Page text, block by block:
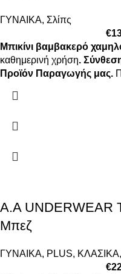
ΓΥΝΑΙΚΑ, Σλίπς
€
Μπικίνι βαμβακερό
καθημερινή χρήση.
Προϊόν Παραγωγής μας.
Α.A UNDERWEAR
Μπεζ
ΓΥΝΑΙΚΑ, PLUS, ΚΛΑΣΙΚΑ,
€